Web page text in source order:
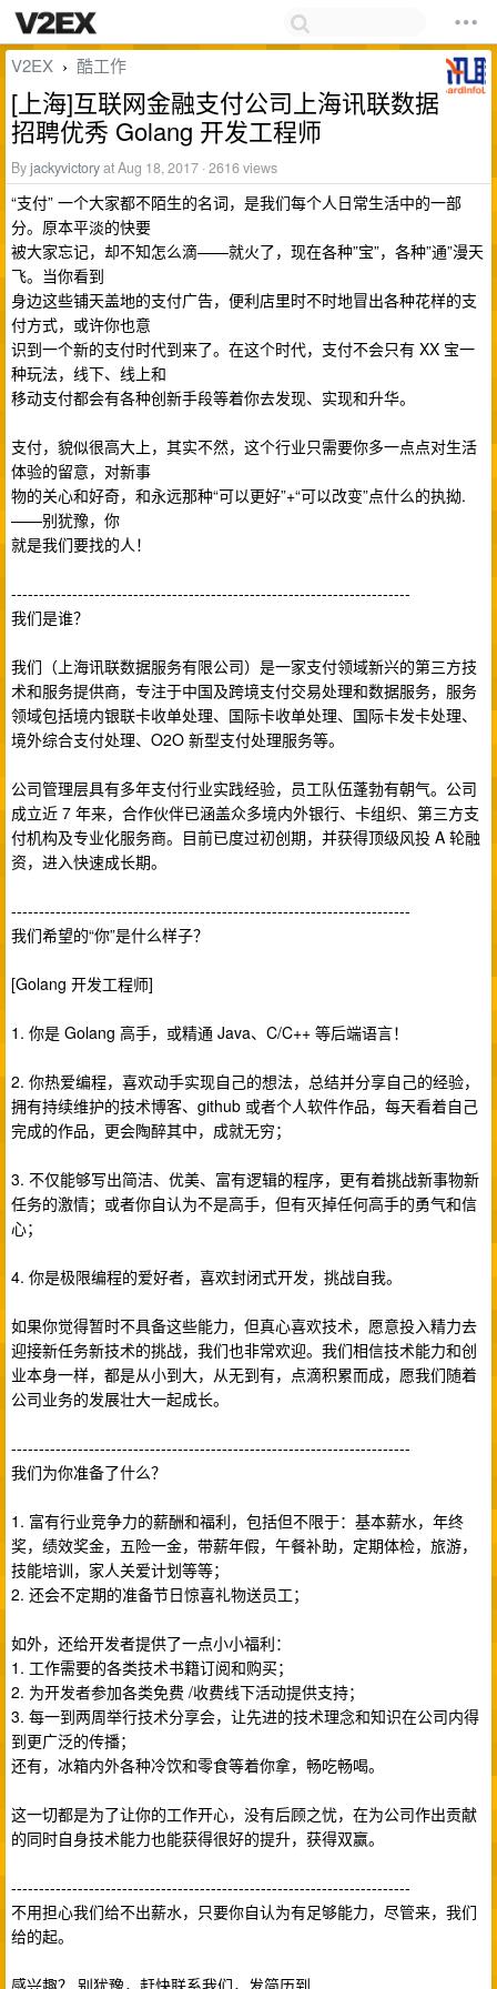
V2EX › 酷工作
[上海]互联网金融支付公司上海讯联数据
招聘优秀 Golang 开发工程师
Byjackyvictoryat Aug 18, 2017 · 2616 views
“支付” 一个大家都不陌生的名词，是我们每个人日常生活中的一部
分。原本平淡的快要
被大家忘记，却不知怎么滴——就火了，现在各种”宝”，各种”通”漫天
飞。当你看到
身边这些铺天盖地的支付广告，便利店里时不时地冒出各种花样的支
付方式，或许你也意
识到一个新的支付时代到来了。在这个时代，支付不会只有 XX 宝一
种玩法，线下、线上和
移动支付都会有各种创新手段等着你去发现、实现和升华。
支付，貌似很高大上，其实不然，这个行业只需要你多一点点对生活
体验的留意，对新事
物的关心和好奇，和永远那种“可以更好”+“可以改变”点什么的执拗.
——别犹豫，你
就是我们要找的人！
------------------------------------------------------------------------
我们是谁？
我们（上海讯联数据服务有限公司）是一家支付领域新兴的第三方技
术和服务提供商，专注于中国及跨境支付交易处理和数据服务，服务
领域包括境内银联卡收单处理、国际卡收单处理、国际卡发卡处理、
境外综合支付处理、O2O 新型支付处理服务等。
公司管理层具有多年支付行业实践经验，员工队伍蓬勃有朝气。公司
成立近 7 年来，合作伙伴已涵盖众多境内外银行、卡组织、第三方支
付机构及专业化服务商。目前已度过初创期，并获得顶级风投 A 轮融
资，进入快速成长期。
------------------------------------------------------------------------
我们希望的“你”是什么样子？
[Golang 开发工程师]
1. 你是 Golang 高手，或精通 Java、C/C++ 等后端语言！
2. 你热爱编程，喜欢动手实现自己的想法，总结并分享自己的经验，
拥有持续维护的技术博客、github 或者个人软件作品，每天看着自己
完成的作品，更会陶醉其中，成就无穷；
3. 不仅能够写出简洁、优美、富有逻辑的程序，更有着挑战新事物新
任务的激情；或者你自认为不是高手，但有灭掉任何高手的勇气和信
心；
4. 你是极限编程的爱好者，喜欢封闭式开发，挑战自我。
如果你觉得暂时不具备这些能力，但真心喜欢技术，愿意投入精力去
迎接新任务新技术的挑战，我们也非常欢迎。我们相信技术能力和创
业本身一样，都是从小到大，从无到有，点滴积累而成，愿我们随着
公司业务的发展壮大一起成长。
------------------------------------------------------------------------
我们为你准备了什么？
1. 富有行业竞争力的薪酬和福利，包括但不限于：基本薪水，年终
奖，绩效奖金，五险一金，带薪年假，午餐补助，定期体检，旅游，
技能培训，家人关爱计划等等；
2. 还会不定期的准备节日惊喜礼物送员工；
如外，还给开发者提供了一点小小福利：
1. 工作需要的各类技术书籍订阅和购买；
2. 为开发者参加各类免费 /收费线下活动提供支持；
3. 每一到两周举行技术分享会，让先进的技术理念和知识在公司内得
到更广泛的传播；
还有，冰箱内外各种冷饮和零食等着你拿，畅吃畅喝。
这一切都是为了让你的工作开心，没有后顾之忧，在为公司作出贡献
的同时自身技术能力也能获得很好的提升，获得双赢。
------------------------------------------------------------------------
不用担心我们给不出薪水，只要你自认为有足够能力，尽管来，我们
给的起。
感兴趣？ 别犹豫，赶快联系我们，发简历到